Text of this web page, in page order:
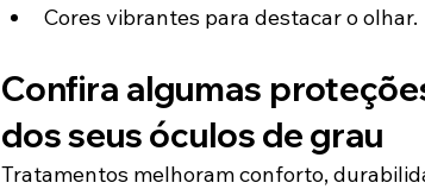
Cores vibrantes para destacar o olhar.
Confira algumas
dos seus óculos de grau
Tratamentos melhoram conforto,